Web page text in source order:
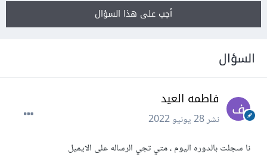
أجب على هذا السؤال
السؤال
فاطمه العيد
نشر28 يونيو 2022
نا سجلت بالدوره اليوم ، متي تجي الرساله على الايميل